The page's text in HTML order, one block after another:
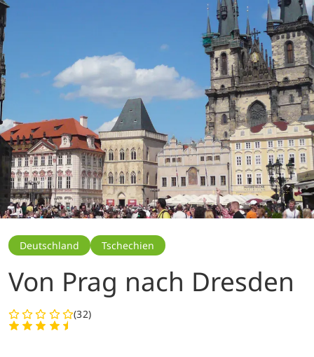
Deutschland Tschechien
Von Prag nach Dresden
(32)